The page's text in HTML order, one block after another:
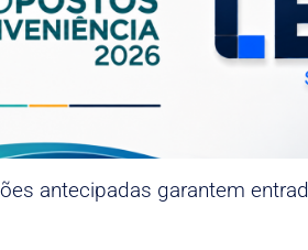
antecipadas garantem